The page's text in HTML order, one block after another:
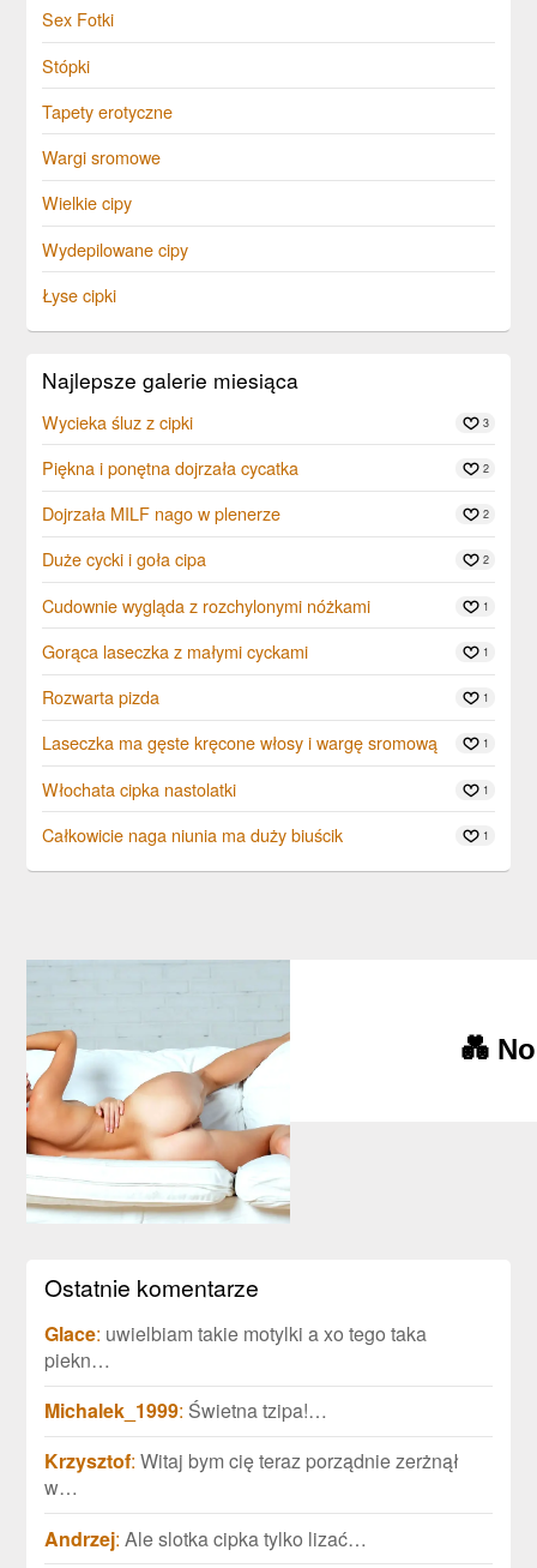
Sex Fotki
Stópki
Tapety erotyczne
Wargi sromowe
Wielkie cipy
Wydepilowane cipy
Łyse cipki
Najlepsze galerie miesiąca
Wycieka śluz z cipki 3
Piękna i ponętna dojrzała cycatka 2
Dojrzała MILF nago w plenerze 2
Duże cycki i goła cipa 2
Cudownie wygląda z rozchylonymi nóżkami 1
Gorąca laseczka z małymi cyckami 1
Rozwarta pizda 1
Laseczka ma gęste kręcone włosy i wargę sromową 1
Włochata cipka nastolatki 1
Całkowicie naga niunia ma duży biuścik 1
💑
Ostatnie komentarze
Glace: uwielbiam takie motylki a xo tego taka
piekn…
Michalek_1999: Świetna tzipa!…
Krzysztof: Witaj bym cię teraz porządnie zerżnął
w…
Andrzej: Ale slotka cipka tylko lizać…